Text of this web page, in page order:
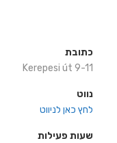
כתובת
Kerepesi út 9-11
נווט
לחץ כאן לניווט
שעות פעילות